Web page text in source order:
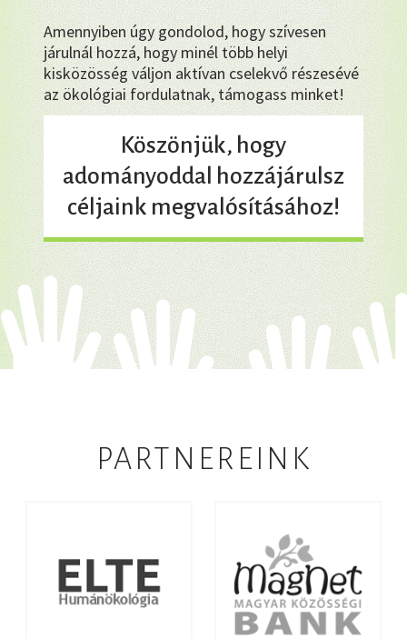
Amennyiben úgy gondolod, hogy szívesen
járulnál hozzá, hogy minél több helyi
kisközösség váljon aktívan cselekvő részesévé
az ökológiai fordulatnak, támogass minket!
Köszönjük, hogy
adományoddal hozzájárulsz
céljaink megvalósításához!
PARTNEREINK